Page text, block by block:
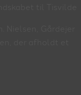
til Tisvilde
Nielsen, Gårdejer
der afholdt et